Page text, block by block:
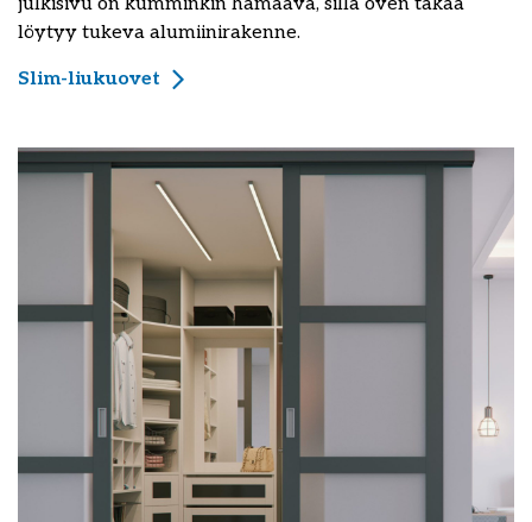
löytyy tukeva alumiinirakenne.
Slim-liukuovet